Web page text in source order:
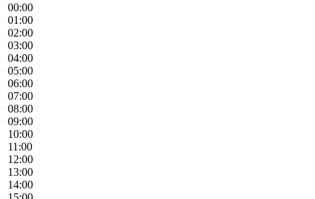
00:00
01:00
02:00
03:00
04:00
05:00
06:00
07:00
08:00
09:00
10:00
11:00
12:00
13:00
14:00